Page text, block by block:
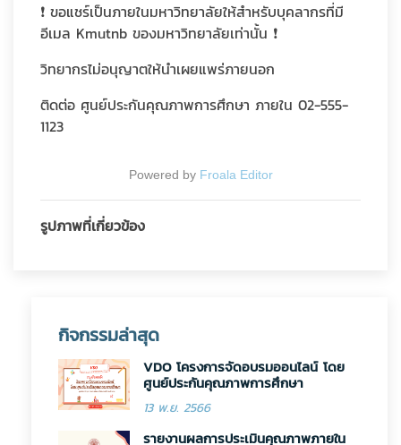
❗️ ขอแชร์เป็นภายในมหาวิทยาลัยให้สำหรับบุคลากรที่มี
อีเมล Kmutnb ของมหาวิทยาลัยเท่านั้น ❗️
วิทยากรไม่อนุญาตให้นำเผยแพร่ภายนอก
ติดต่อ ศูนย์ประกันคุณภาพการศึกษา ภายใน 02-555-
1123
Powered by Froala Editor
รูปภาพที่เกี่ยวข้อง
กิจกรรมล่าสุด
VDO โครงการจัดอบรมออนไลน์ โดย
ศูนย์ประกันคุณภาพการศึกษา
13 พ.ย. 2566
รายงานผลการประเมินคุณภาพภายใน